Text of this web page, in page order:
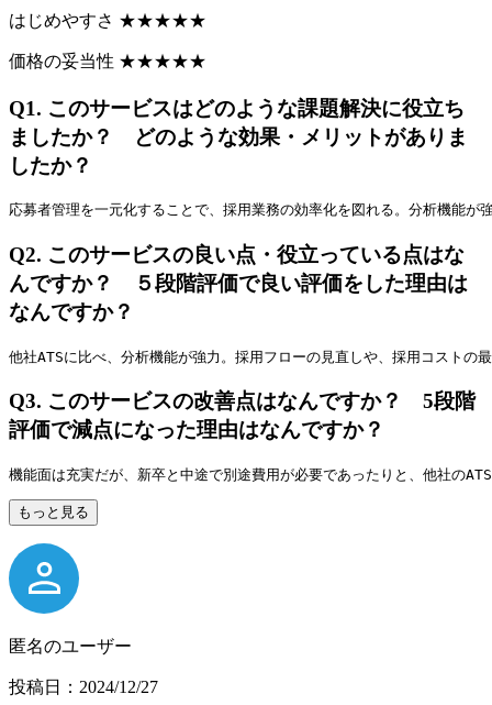
はじめやすさ ★★★★★
価格の妥当性 ★★★★★
Q1. このサービスはどのような課題解決に役立ち
ましたか？ どのような効果・メリットがありま
したか？
応募者管理を一元化することで、採用業務の効率化を図れる。分析機能
Q2. このサービスの良い点・役立っている点はな
んですか？ ５段階評価で良い評価をした理由は
なんですか？
他社ATSに比べ、分析機能が強力。採用フローの見直しや、採用コストの
Q3. このサービスの改善点はなんですか？ 5段階
評価で減点になった理由はなんですか？
機能面は充実だが、新卒と中途で別途費用が必要であったりと、他社の
もっと見る
匿名のユーザー
投稿日：2024/12/27